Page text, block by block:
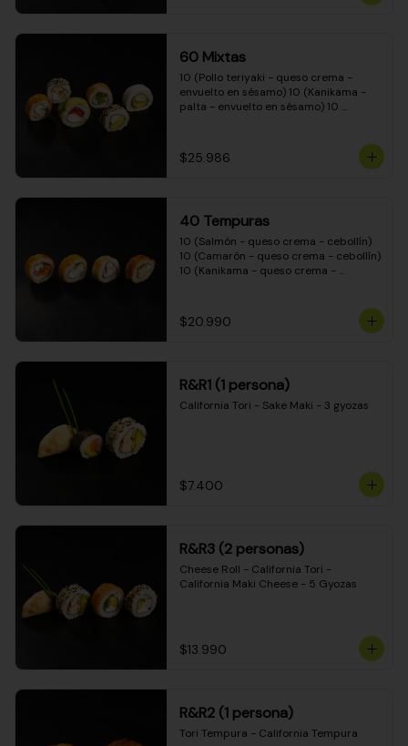
(Pimentón - queso crema - cebollín -
envuelto en masa tempura)
60 Mixtas
10 (Pollo teriyaki - queso crema -
envuelto en sésamo) 10 (Kanikama -
palta - envuelto en sésamo) 10
envuelto en queso crema) 10
(Camarón - queso crema - cebollín -
$25.986
40 Tempuras
10 (Salmón - queso crema - cebollín)
10 (Camarón - queso crema - cebollín)
10 (Kanikama - queso crema -
$20.990
R&R1 (1 persona)
California Tori - Sake Maki - 3 gyozas
$7.400
R&R3 (2 personas)
Cheese Roll - California Tori -
California Maki Cheese - 5 Gyozas
$13.990
R&R2 (1 persona)
Tori Tempura - California Tempura